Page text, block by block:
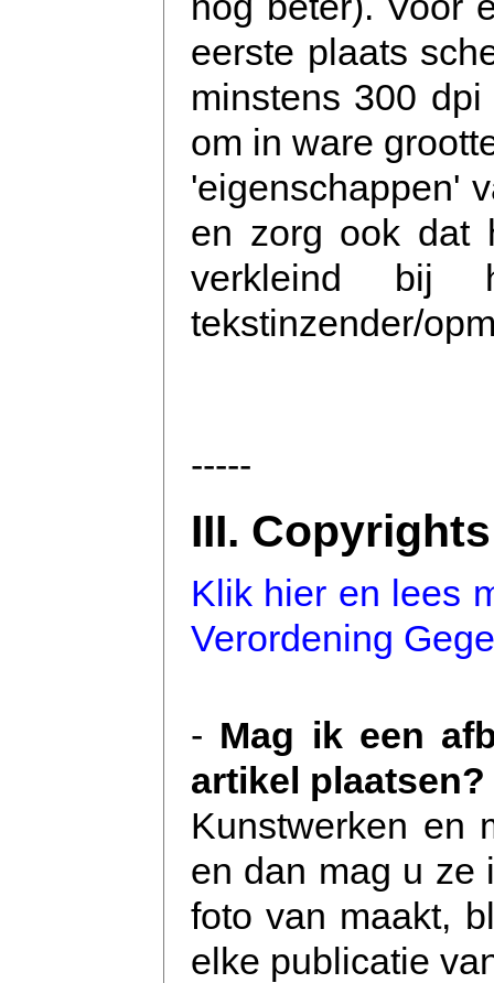
eerste plaats
minstens 300
om in ware
'eigenschappen'
en zorg ook dat
verkleind bij
tekstinzender/
-----
III.
Klik hier en lees
Verordening
- Mag ik een
artikel plaatsen?
Kunstwerken en
en dan mag u ze
foto van maakt,
elke publicatie